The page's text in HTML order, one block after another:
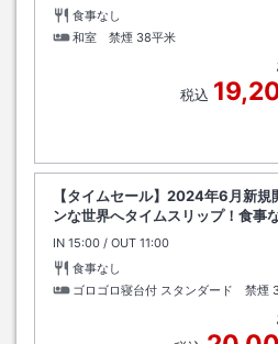
食事なし
和室 禁煙 38平米
税込
【タイムセール】2024年6月新規
ンな世界へタイムスリップ！食事
IN チェックイン
15:00 / OUT チェックアウト
11:00
食事なし
ゴロゴロ寝台付 スタンダード 禁煙